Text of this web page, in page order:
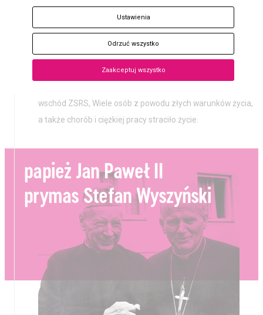
Bilet
między siebie strefy okupacyjne. Polacy zamieszkujący
wschodnie województwa Rzeczypospolitej znaleźli się pod
Żołnierze polscy zostali zamknięci w obozach, ponad 20
tys. polskich oficerów zostało zamordowanych. Polska
wschód ZSRS, Wiele osób z powodu złych warunków życia,
a także chorób i ciężkiej pracy straciło życie.
papież Jan Paweł II
prymas Stefan Wyszyński
Ustawienia
Odrzuć wszystko
Zaakceptuj wszystko